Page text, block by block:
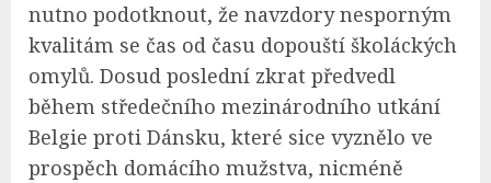
nutno podotknout, že navzdory nesporným
kvalitám se čas od času dopouští školáckých
omylů. Dosud poslední zkrat předvedl
během středečního mezinárodního utkání
Belgie proti Dánsku, které sice vyznělo ve
prospěch domácího mužstva, nicméně